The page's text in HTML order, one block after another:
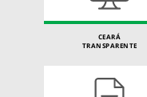
CEARÁ
TRANSPARENTE